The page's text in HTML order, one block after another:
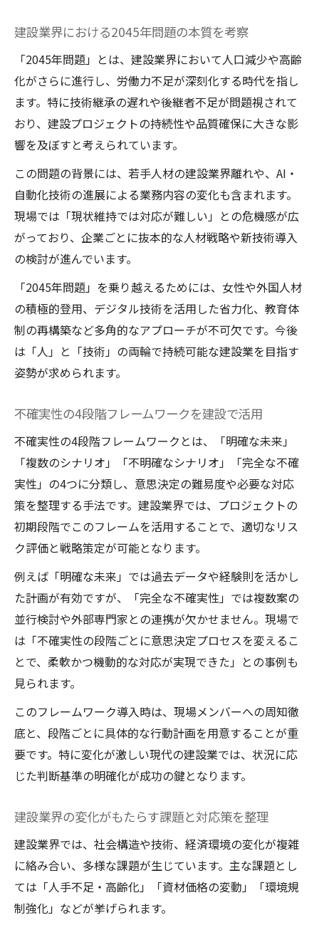
建設業界で信頼される経営判断のポイント
建設の持続可能性を高める取り組み事例
建設経営で実践したいリーダーシップ像
建設業界における2045年問題の本質を考察
「2045年問題」とは、建設業界において人口減少や高齢
化がさらに進行し、労働力不足が深刻化する時代を指し
ます。特に技術継承の遅れや後継者不足が問題視されて
おり、建設プロジェクトの持続性や品質確保に大きな影
響を及ぼすと考えられています。
この問題の背景には、若手人材の建設業界離れや、AI・
自動化技術の進展による業務内容の変化も含まれます。
現場では「現状維持では対応が難しい」との危機感が広
がっており、企業ごとに抜本的な人材戦略や新技術導入
の検討が進んでいます。
「2045年問題」を乗り越えるためには、女性や外国人材
の積極的登用、デジタル技術を活用した省力化、教育体
制の再構築など多角的なアプローチが不可欠です。今後
は「人」と「技術」の両輪で持続可能な建設業を目指す
姿勢が求められます。
不確実性の4段階フレームワークを建設で活用
不確実性の4段階フレームワークとは、「明確な未来」
「複数のシナリオ」「不明確なシナリオ」「完全な不確
実性」の4つに分類し、意思決定の難易度や必要な対応
策を整理する手法です。建設業界では、プロジェクトの
初期段階でこのフレームを活用することで、適切なリス
ク評価と戦略策定が可能となります。
例えば「明確な未来」では過去データや経験則を活かし
た計画が有効ですが、「完全な不確実性」では複数案の
並行検討や外部専門家との連携が欠かせません。現場で
は「不確実性の段階ごとに意思決定プロセスを変えるこ
とで、柔軟かつ機動的な対応が実現できた」との事例も
見られます。
このフレームワーク導入時は、現場メンバーへの周知徹
底と、段階ごとに具体的な行動計画を用意することが重
要です。特に変化が激しい現代の建設業では、状況に応
じた判断基準の明確化が成功の鍵となります。
建設業界の変化がもたらす課題と対応策を整理
建設業界では、社会構造や技術、経済環境の変化が複雑
に絡み合い、多様な課題が生じています。主な課題とし
ては「人手不足・高齢化」「資材価格の変動」「環境規
制強化」などが挙げられます。